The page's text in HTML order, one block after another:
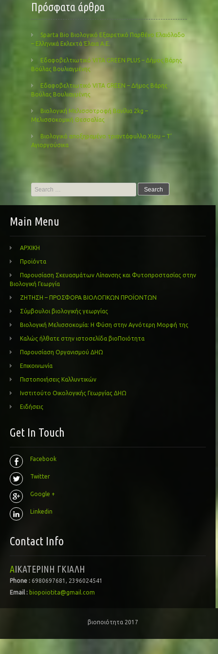
Πρόσφατα άρθρα
Sparta Bio Βιολογικό Εξαιρετικό Παρθένο Ελαιόλαδο
– Ελληνικά Εκλεκτά Έλαια Α.Ε.
Εδαφοβελτιωτικό VITA GREEN PLUS – Δήμος Βάρης
Βούλας Βουλιαγμένης
Εδαφοβελτιωτικό VITA GREEN – Δήμος Βάρης
Βούλας Βουλιαγμένης
Βιολογική Μελισσοτροφή Βανίλια 2kg –
Μελισσοκομική Θεσσαλίας
Βιολογικό αποξηραμένο τριαντάφυλλο Χίου – Τ’
Αγιοργούσικα
Search
for:
Main Menu
ΑΡΧΙΚΗ
Προϊόντα
Παρουσίαση Σκευασμάτων Λίπανσης και Φυτοπροστασίας στην
Βιολογική Γεωργία
ΖΗΤΗΣΗ – ΠΡΟΣΦΟΡΑ ΒΙΟΛΟΓΙΚΩΝ ΠΡΟΪΟΝΤΩΝ
Σύμβουλοι βιολογικής γεωργίας
Βιολογική Μελισσοκομία: Η Φύση στην Αγνότερη Μορφή της
Καλώς ήλθατε στην ιστοσελίδα βιοΠοιότητα
Παρουσίαση Οργανισμού ΔΗΩ
Επικοινωνία
Πιστοποιήσεις Καλλυντικών
Ινστιτούτο Οικολογικής Γεωργίας ΔΗΩ
Ειδήσεις
Get In Touch
Facebook
Twitter
Google +
Linkedin
Contact Info
ΑΙΚΑΤΕΡΙΝΗ ΓΚΙΑΛΗ
Phone : 6980697681, 2396024541
Email : biopoiotita@gmail.com
βιοποιότητα 2017